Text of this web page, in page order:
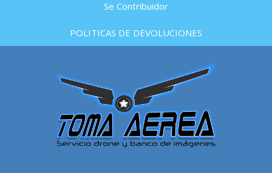
Se Contribuidor
POLITICAS DE DEVOLUCIONES